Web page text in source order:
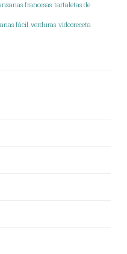
francesas tartaletas de
fácil verduras vídeoreceta